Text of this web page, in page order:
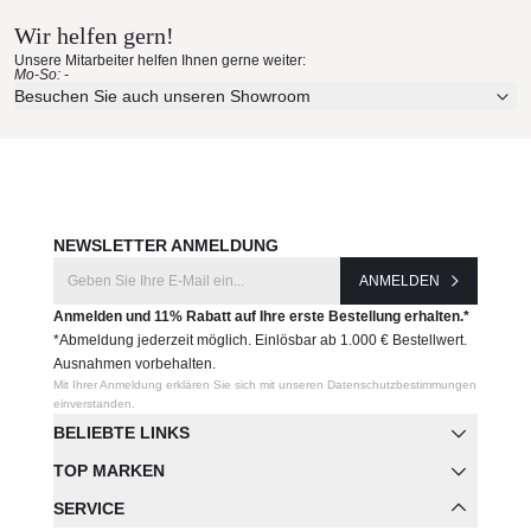
In verschiedenen Ausführungen erhältlich (basic,
lackiert, two-tone lackiert)
Gewicht: 19 kg
Produktnummer:
52002
Hersteller:
Vondom
Erleben Sie unsere Stoffe und Materialien ganz in Ruhe in
Ihren eigenen vier Wänden.
Aktuelle Originalstoffe des Herstellers
Wir helfen gern!
Unsere Mitarbeiter helfen Ihnen gerne weiter:
Mo-So: -
Besuchen Sie auch unseren Showroom
BELIEBTE LINKS
TOP MARKEN
SERVICE
NEWSLETTER ANMELDUNG
ANMELDEN
Anmelden und 11% Rabatt auf Ihre erste Bestellung erhalten.*
*Abmeldung jederzeit möglich. Einlösbar ab 1.000 € Bestellwert.
Ausnahmen vorbehalten.
Mit Ihrer Anmeldung erklären Sie sich mit unseren Datenschutzbestimmungen
einverstanden.